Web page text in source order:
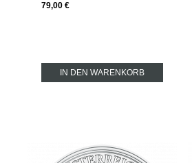
79,00 €
IN DEN WARENKORB